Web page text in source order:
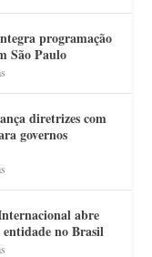
programação
São Paulo
diretrizes com
governos
abre
entidade no Brasil